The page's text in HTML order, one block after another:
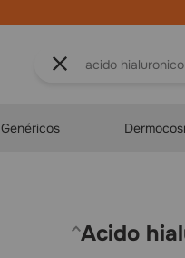
O que você procura?
Genéricos
acido